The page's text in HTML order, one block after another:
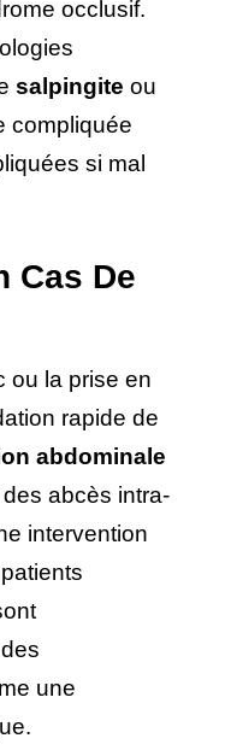
occlusif.
salpingite ou
compliquée
si mal
Cas De
ou la prise en
rapide de
abdominale
abcès intra-
intervention
une